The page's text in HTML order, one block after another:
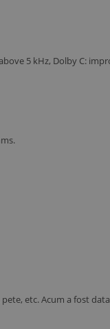
5 kHz, Dolby C:
etc. Acum a fost